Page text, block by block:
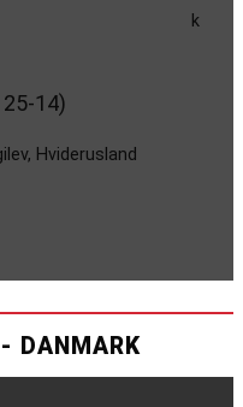
25-14)
Hviderusland
DANMARK